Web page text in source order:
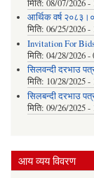
मिति: 08/07/2026 -
आर्थिक वर्ष
मिति: 06/25/2026 -
Invitation For
मिति: 04/28/2026 -
सिलवन्दी दरभाउ
मिति: 10/28/2025 -
सिलबन्दी दरभाउ
मिति: 09/26/2025 -
आय व्यय विवरण